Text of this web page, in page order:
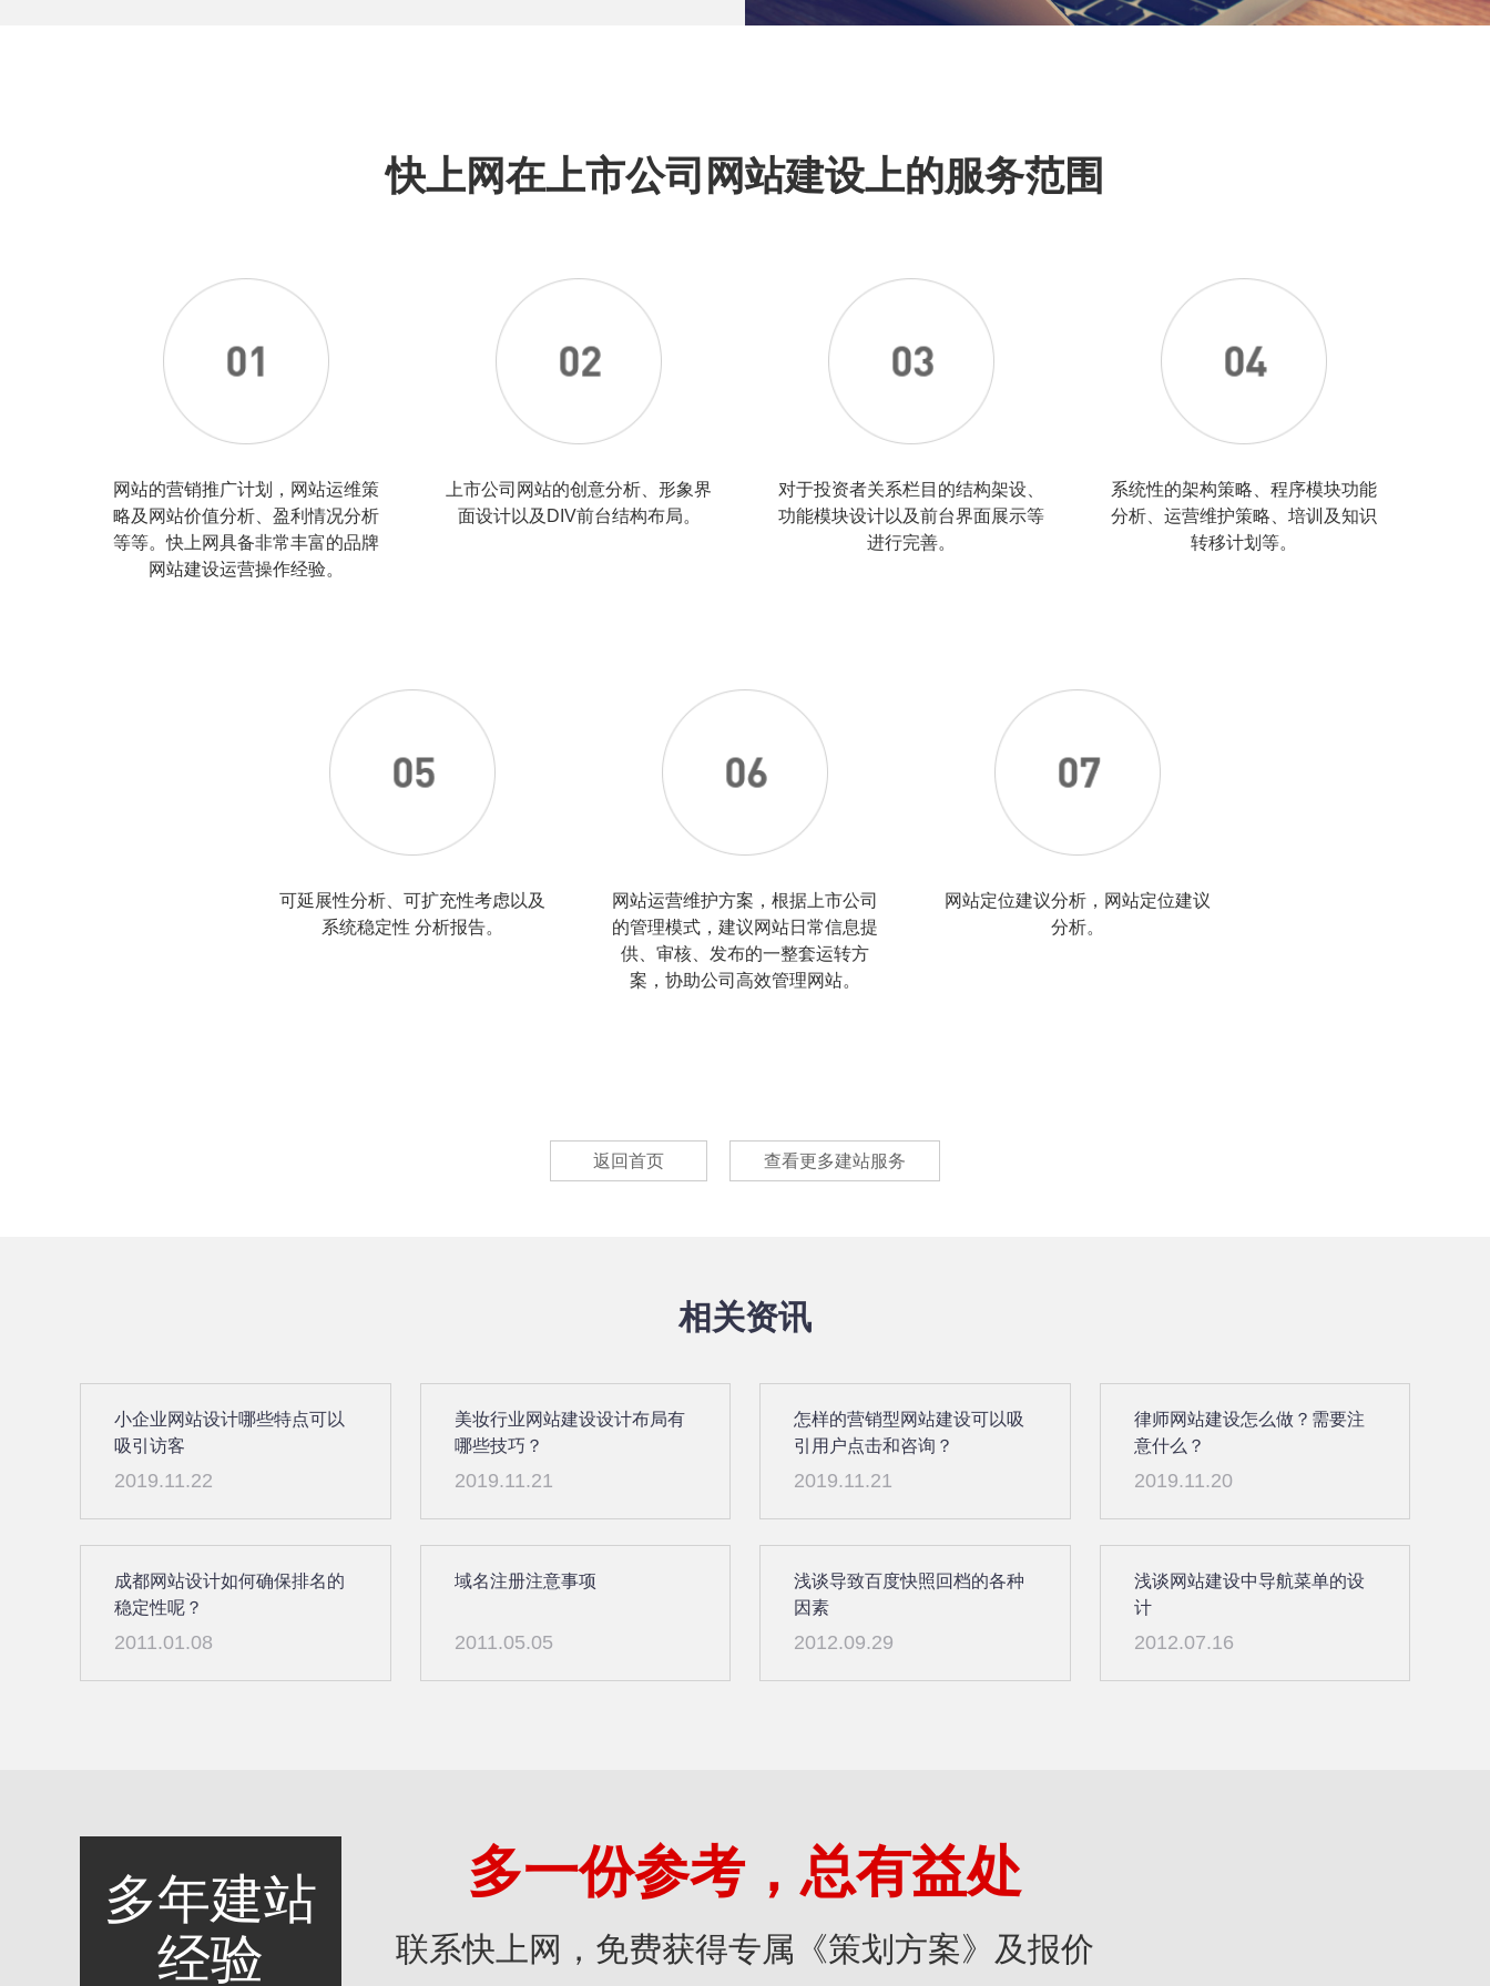
快上网在上市公司网站建设上的服务范围
网站的营销推广计划，网站运维策
略及网站价值分析、盈利情况分析
等等。快上网具备非常丰富的品牌
网站建设运营操作经验。
上市公司网站的创意分析、形象界
面设计以及DIV前台结构布局。
对于投资者关系栏目的结构架设、
功能模块设计以及前台界面展示等
进行完善。
系统性的架构策略、程序模块功能
分析、运营维护策略、培训及知识
转移计划等。
可延展性分析、可扩充性考虑以及
系统稳定性 分析报告。
网站运营维护方案，根据上市公司
的管理模式，建议网站日常信息提
供、审核、发布的一整套运转方
案，协助公司高效管理网站。
网站定位建议分析，网站定位建议
分析。
返回首页 查看更多建站服务
相关资讯
小企业网站设计哪些特点可以
吸引访客
2019.11.22
美妆行业网站建设设计布局有
哪些技巧？
2019.11.21
怎样的营销型网站建设可以吸
引用户点击和咨询？
2019.11.21
律师网站建设怎么做？需要注
意什么？
2019.11.20
成都网站设计如何确保排名的
稳定性呢？
2011.01.08
域名注册注意事项
2011.05.05
浅谈导致百度快照回档的各种
因素
2012.09.29
浅谈网站建设中导航菜单的设
计
2012.07.16
多年建站
经验
多一份参考，总有益处
联系快上网，免费获得专属《策划方案》及报价